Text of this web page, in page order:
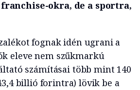
okra, de a sportra,
fognak idén ugrani a
eleve nem szűkmarkú
számításai több mint 140
billió forintra) lövik be a